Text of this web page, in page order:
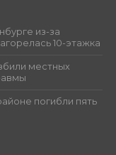
из-за
10-этажка
местных
погибли пять